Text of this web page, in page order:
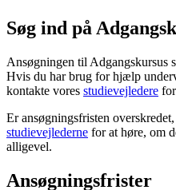
Søg ind på
Ansøgningen til Adgangskursus
Hvis du har brug for hjælp
kontakte vores studievejledere
Er ansøgningsfristen
studievejlederne for at høre, om
alligevel.
Ansøgningsfrister